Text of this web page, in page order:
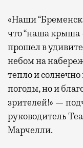
«Наши
что “наша крыша
прошел в
небом на
тепло и
погоды, но и
зрителей!» —
руководитель
Марчелли.